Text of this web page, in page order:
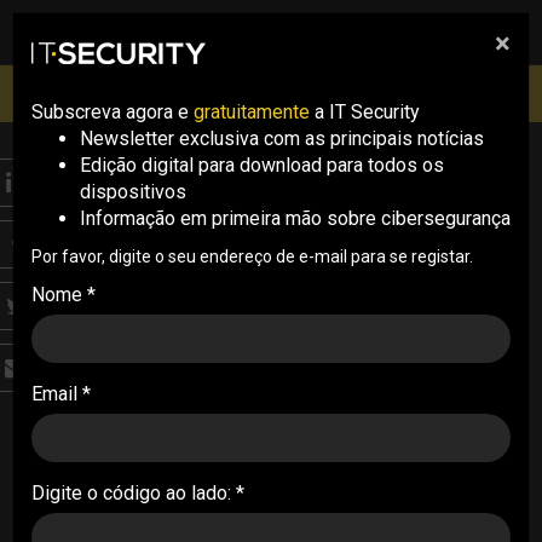
pesquisa
Inscrições abertas
S.LABS
CISO: o pivot da
cibersegurança nas
organizações
Num contexto de ameaças digitais cada vez
mais recorrentes e sofisticadas, o papel do
Chief Information Security Officer (CISO) torna-
se cada vez mais central nas organizações – e
nunca é demais referir a sua importância. O
CISO é o pivot da estratégia de segurança no
×
Subscreva agora e gratuitamente a IT Security
Newsletter exclusiva com as principais notícias
Edição digital para download para todos os
dispositivos
Informação em primeira mão sobre cibersegurança
Por favor, digite o seu endereço de e-mail para se registar.
Nome *
Email *
Digite o código ao lado: *